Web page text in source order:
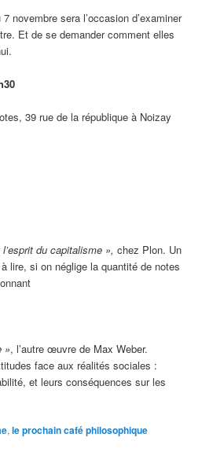
novembre sera l’occasion d’examiner
Et de se demander comment elles
39 rue de la république à Noizay
l’esprit du capitalisme »,chez Plon. Un
lire, si on néglige la quantité de notes
», l’autre œuvre de Max Weber.
face aux réalités sociales :
et leurs conséquences sur les
,le prochain café philosophique